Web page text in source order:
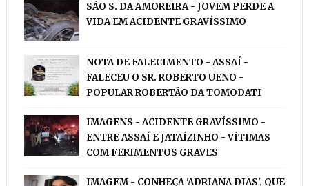
SÃO S. DA AMOREIRA - JOVEM PERDE A
VIDA EM ACIDENTE GRAVÍSSIMO
NOTA DE FALECIMENTO - ASSAÍ -
FALECEU O SR. ROBERTO UENO -
POPULAR ROBERTÃO DA TOMODATI
IMAGENS - ACIDENTE GRAVÍSSIMO -
ENTRE ASSAÍ E JATAÍZINHO - VÍTIMAS
COM FERIMENTOS GRAVES
IMAGEM - CONHEÇA 'ADRIANA DIAS', QUE